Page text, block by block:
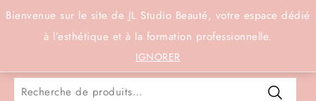
Bienvenue sur le site de JL Studio Beauté, votre espace dédié
à l’esthétique et à la formation professionnelle.
IGNORER
Connexion